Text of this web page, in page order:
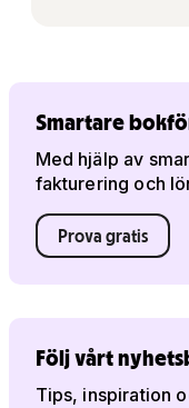
Smartare
Med hjälp av
fakturering och
Prova gratis
Följ vårt
Tips, inspiration